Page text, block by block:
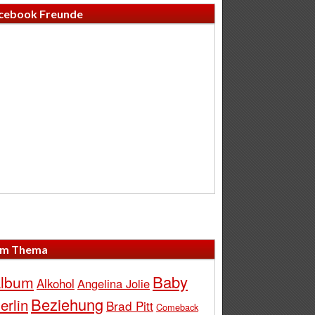
Freunde
Thema
Alkohol Angelina Jolie Baby
Beziehung Brad Pitt Comeback